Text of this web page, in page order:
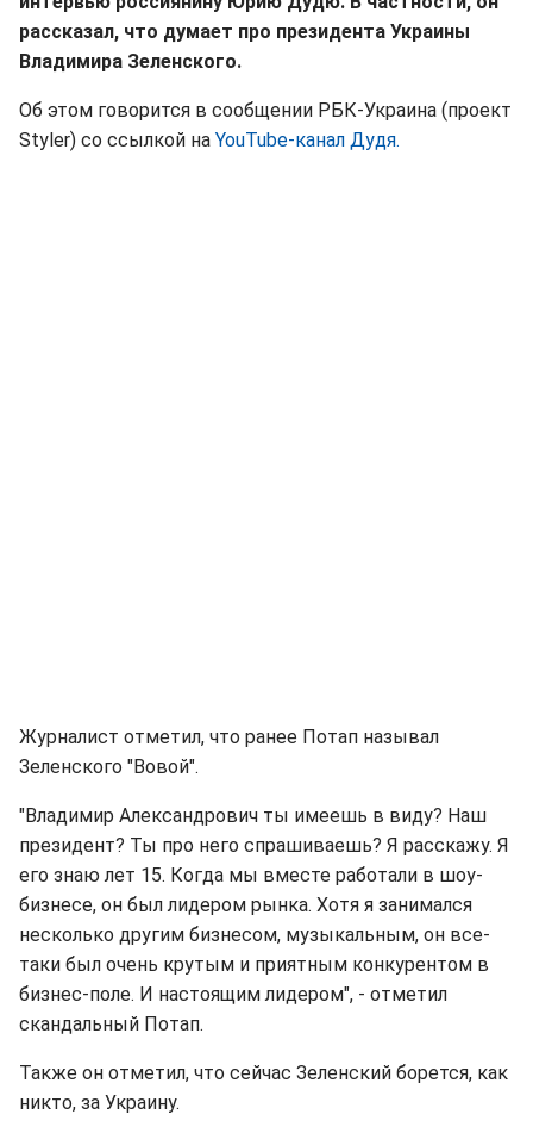
рассказал, что думает про президента Украины
Владимира Зеленского.
Об этом говорится в сообщении РБК-Украина (проект
Styler) со ссылкой на YouTube-канал Дудя.
Журналист отметил, что ранее Потап называл
Зеленского "Вовой".
"Владимир Александрович ты имеешь в виду? Наш
президент? Ты про него спрашиваешь? Я расскажу. Я
его знаю лет 15. Когда мы вместе работали в шоу-
бизнесе, он был лидером рынка. Хотя я занимался
несколько другим бизнесом, музыкальным, он все-
таки был очень крутым и приятным конкурентом в
бизнес-поле. И настоящим лидером", - отметил
скандальный Потап.
Также он отметил, что сейчас Зеленский борется, как
никто, за Украину.